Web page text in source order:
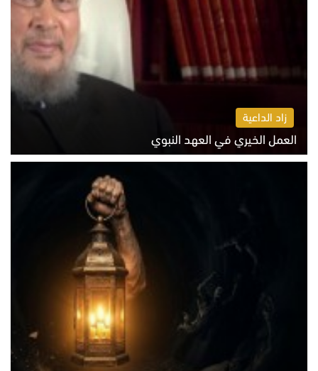
زاد الداعية
العمل الخيري في العهد النبوي
الاثنين 10 أغسطس 2026 10:55 ص